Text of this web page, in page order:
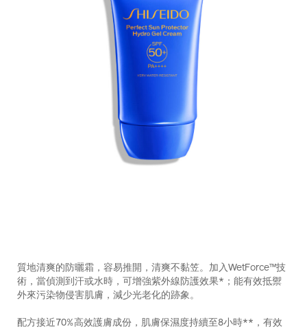
pa%2B%2B%2B%2B-
10122008201_hk.html
編
號：
10122008201_hk
質地清爽的防曬霜，容易推開，清爽不黏笠。加入WetForce™技
術，當偵測到汗或水時，可增強紫外線防護效果*；能有效抵禦
外來污染物侵害肌膚，減少光老化的跡象。
配方接近70%高效護膚成份，肌膚保濕度持續至8小時**，有效